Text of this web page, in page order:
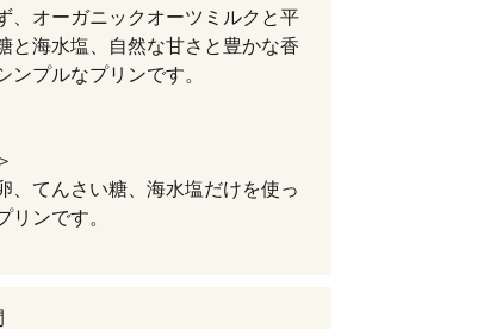
、オーガニックオーツミルクと平
と海水塩、自然な甘さと豊かな香
ンプルなプリンです。
、てんさい糖、海水塩だけを使っ
リンです。